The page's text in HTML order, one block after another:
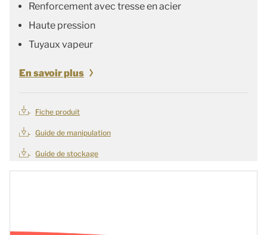
Renforcement avec tresse en acier
Haute pression
Tuyaux vapeur
En savoir plus
Fiche produit
Guide de manipulation
Guide de stockage